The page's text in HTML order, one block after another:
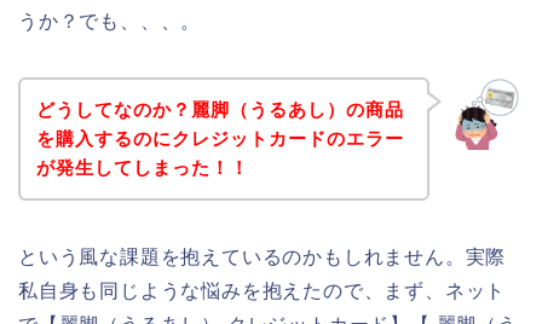
うか？でも、、、。
どうしてなのか？麗脚（うるあし）の商品
を購入するのにクレジットカードのエラー
が発生してしまった！！
という風な課題を抱えているのかもしれません。実際
私自身も同じような悩みを抱えたので、まず、ネット